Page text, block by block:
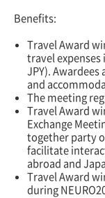
Benefits:
Travel Award
travel
JPY).
and
The meeting
Travel Award
Exchange
together party
facilitate
abroad and
Travel Award
during